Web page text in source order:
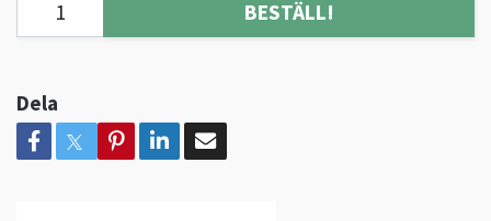
BESTÄLL!
Dela